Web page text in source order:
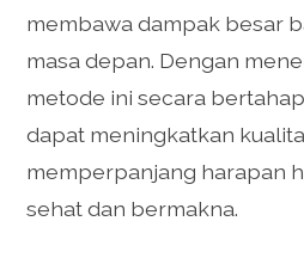
membawa dampak besar
masa depan. Dengan
metode ini secara
dapat meningkatkan
memperpanjang harapan
sehat dan bermakna.